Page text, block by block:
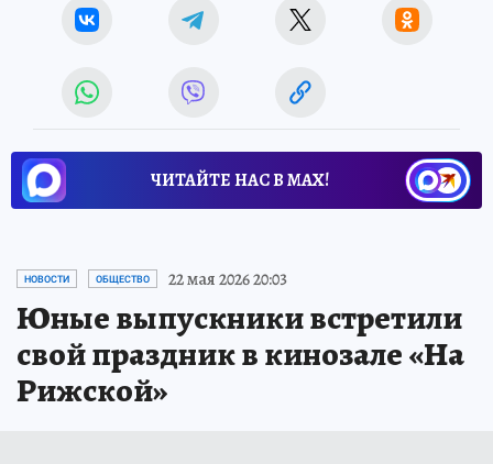
ЧИТАЙТЕ НАС В МАХ!
НОВОСТИ ОБЩЕСТВО 22 мая 2026 20:03
Юные выпускники встретили
свой праздник в кинозале «На
Рижской»